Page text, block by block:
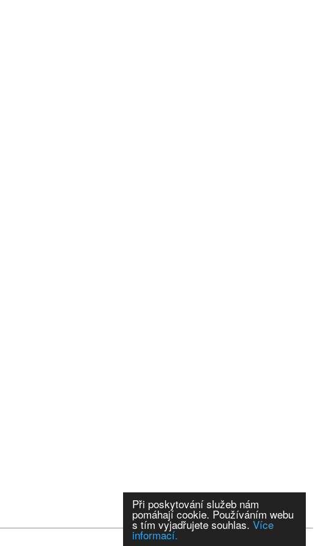
Při poskytování služeb nám
pomáhají cookie. Používáním webu
s tím vyjadřujete souhlas. Více
informací.